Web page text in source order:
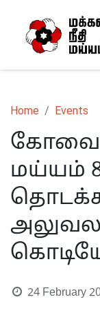
Home Events
மய்யம்
24 February